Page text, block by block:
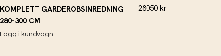
KOMPLETT GARDEROBSINREDNING
280-300 CM
Lägg i kundvagn
28050 kr